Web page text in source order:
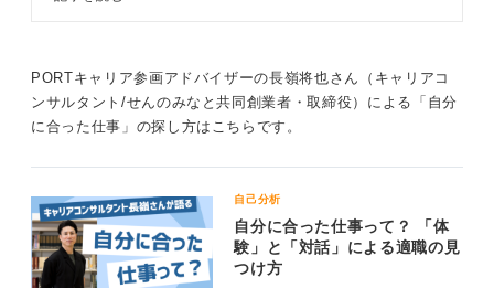
しょう。
PORTキャリア参画アドバイザーの長嶺将也さん（キャリアコ
ンサルタント/せんのみなと共同創業者・取締役）による「自分
に合った仕事」の探し方はこちらです。
自己分析
自分に合った仕事って？ 「体
験」と「対話」による適職の見
つけ方